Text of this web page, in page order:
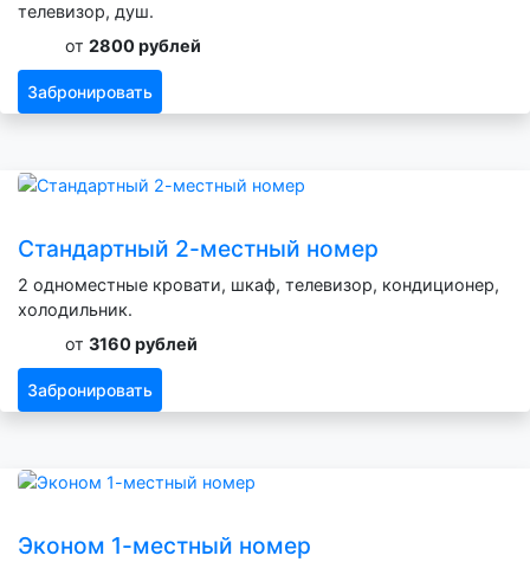
телевизор, душ.
от 2800 рублей
Забронировать
Стандартный 2-местный номер
2 одноместные кровати, шкаф, телевизор, кондиционер,
холодильник.
от 3160 рублей
Забронировать
Эконом 1-местный номер